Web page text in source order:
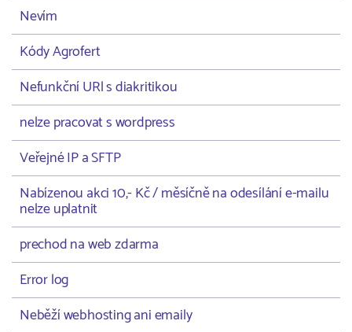
Nevím
Kódy Agrofert
Nefunkční URl s diakritikou
nelze pracovat s wordpress
Veřejné IP a SFTP
Nabízenou akci 10,- Kč / měsíčně na odesílání e-mailu
nelze uplatnit
prechod na web zdarma
Error log
Neběží webhosting ani emaily